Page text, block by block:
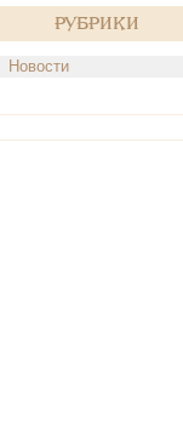
Рубрики
Новости